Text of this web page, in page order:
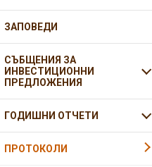
ЗАПОВЕДИ
СЪБЩЕНИЯ ЗА
ИНВЕСТИЦИОННИ
ПРЕДЛОЖЕНИЯ
ГОДИШНИ ОТЧЕТИ
ПРОТОКОЛИ